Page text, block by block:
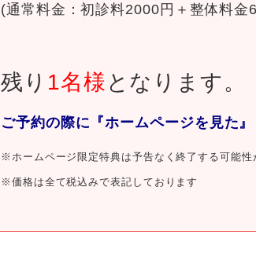
(通常料金：初診料2000円＋整体料金
残り 1名様 となります。
ご予約の際に『ホームページを見た』
※ホームページ限定特典は予告なく終了する可能性
※価格は全て税込みで表記しております